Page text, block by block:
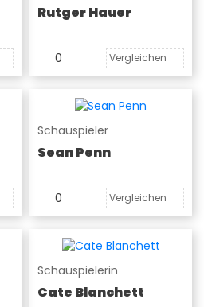
Rutger Hauer
0 Vergleichen
Schauspieler
Sean Penn
0 Vergleichen
Schauspielerin
Cate Blanchett